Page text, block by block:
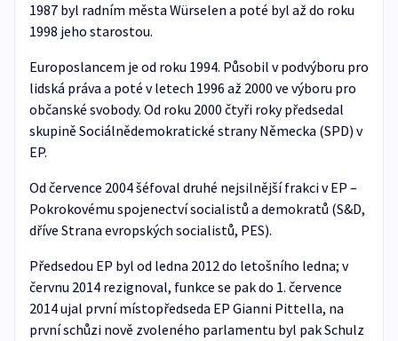
1987 byl radním města Würselen a poté byl až do roku
1998 jeho starostou.
Europoslancem je od roku 1994. Působil v podvýboru pro
lidská práva a poté v letech 1996 až 2000 ve výboru pro
občanské svobody. Od roku 2000 čtyři roky předsedal
skupině Sociálnědemokratické strany Německa (SPD) v
EP.
Od července 2004 šéfoval druhé nejsilnější frakci v EP –
Pokrokovému spojenectví socialistů a demokratů (S&D,
dříve Strana evropských socialistů, PES).
Předsedou EP byl od ledna 2012 do letošního ledna; v
červnu 2014 rezignoval, funkce se pak do 1. července
2014 ujal první místopředseda EP Gianni Pittella, na
první schůzi nově zvoleného parlamentu byl pak Schulz